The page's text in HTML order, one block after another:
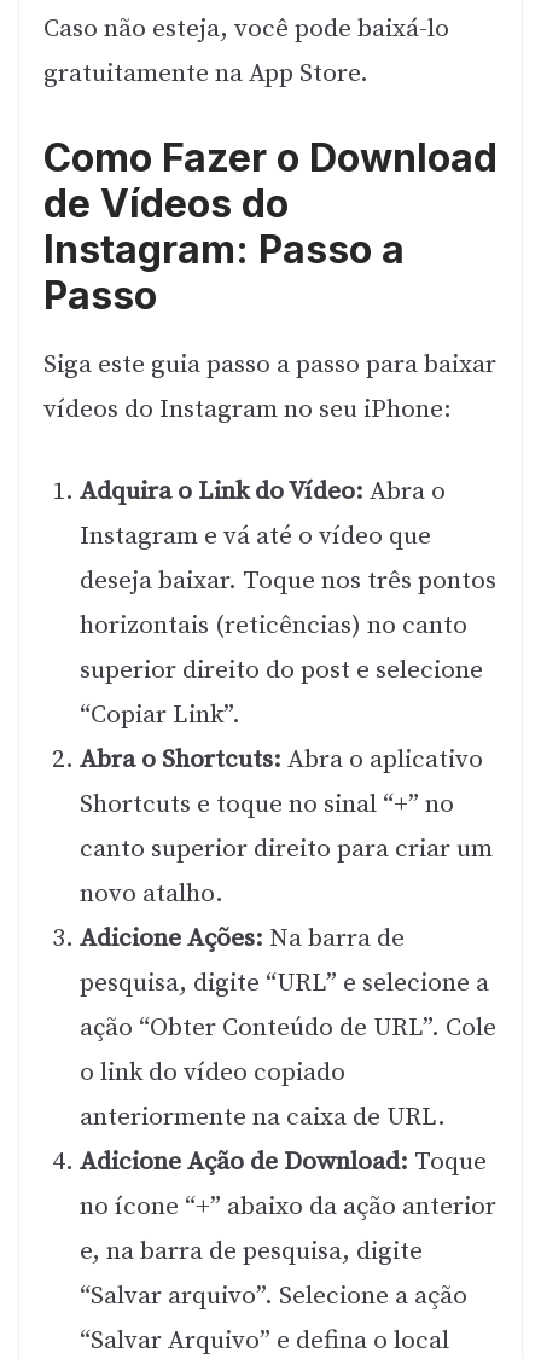
Caso não esteja, você pode baixá-lo
gratuitamente na App Store.
Como Fazer o Download
de Vídeos do
Instagram: Passo a
Passo
Siga este guia passo a passo para baixar
vídeos do Instagram no seu iPhone:
Adquira o Link do Vídeo: Abra o
Instagram e vá até o vídeo que
deseja baixar. Toque nos três pontos
horizontais (reticências) no canto
superior direito do post e selecione
“Copiar Link”.
Abra o Shortcuts: Abra o aplicativo
Shortcuts e toque no sinal “+” no
canto superior direito para criar um
novo atalho.
Adicione Ações: Na barra de
pesquisa, digite “URL” e selecione a
ação “Obter Conteúdo de URL”. Cole
o link do vídeo copiado
anteriormente na caixa de URL.
Adicione Ação de Download: Toque
no ícone “+” abaixo da ação anterior
e, na barra de pesquisa, digite
“Salvar arquivo”. Selecione a ação
“Salvar Arquivo” e defina o local